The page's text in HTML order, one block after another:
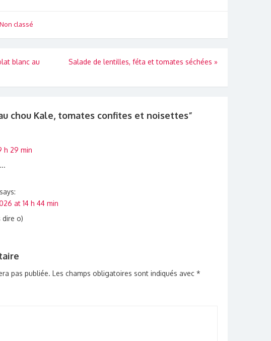
Non classé
blanc au
Salade de lentilles, féta et tomates séchées »
chou Kale, tomates confites et noisettes”
h 29 min
says:
at 14 h 44 min
dire o)
pas publiée. Les champs obligatoires sont indiqués avec *